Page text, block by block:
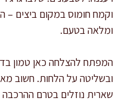
וקמח חומוס במקום ביצים –
ומלאה בטעם.
המפתח להצלחה כאן טמון
ובשליטה על הלחות. חשוב
שארית נוזלים בטרם